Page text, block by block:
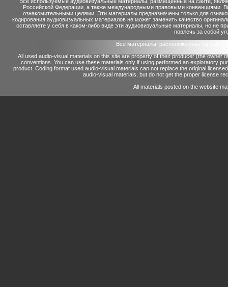
Российской Федерации, а также международными правовыми конвенциями.
ознакомительными целями. Эти материалы предназначены только для
кодирования аудиовизуальных материалов не может заменить качество
оставляете у себя в каком-либо виде эти аудиовизуальные материалы, но не
повлечь за собой
Все материалы, расположенные на сайте
All used audio-visual materials on this site are property of their producer (the owner
conventions. You can use these materials only if using performed an exploratory
product. Coding format used audio-visual materials can not replace the original
audio-visual materials, but do not get the proper license
All materials posted on the website